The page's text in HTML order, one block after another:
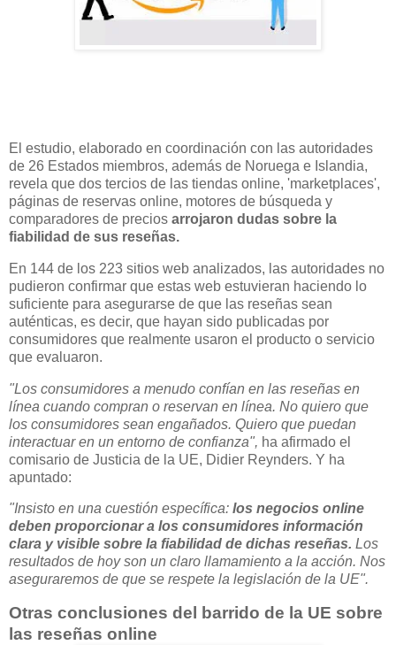
El estudio, elaborado en coordinación con las autoridades
de 26 Estados miembros, además de Noruega e Islandia,
revela que dos tercios de las tiendas online, 'marketplaces',
páginas de reservas online, motores de búsqueda y
comparadores de precios arrojaron dudas sobre la
fiabilidad de sus reseñas.
En 144 de los 223 sitios web analizados, las autoridades no
pudieron confirmar que estas web estuvieran haciendo lo
suficiente para asegurarse de que las reseñas sean
auténticas, es decir, que hayan sido publicadas por
consumidores que realmente usaron el producto o servicio
que evaluaron.
"Los consumidores a menudo confían en las reseñas en
línea cuando compran o reservan en línea. No quiero que
los consumidores sean engañados. Quiero que puedan
interactuar en un entorno de confianza", ha afirmado el
comisario de Justicia de la UE, Didier Reynders. Y ha
apuntado:
"Insisto en una cuestión específica: los negocios online
deben proporcionar a los consumidores información
clara y visible sobre la fiabilidad de dichas reseñas. Los
resultados de hoy son un claro llamamiento a la acción. Nos
aseguraremos de que se respete la legislación de la UE".
Otras conclusiones del barrido de la UE sobre
las reseñas online